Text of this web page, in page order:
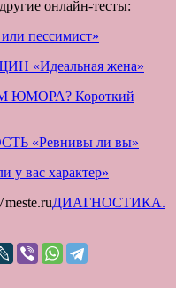
онлайн-тесты:
пессимист»
«Идеальная жена»
Короткий
«Ревнивы ли вы»
вас характер»
Рубрики
ДИАГНОСТИКА.